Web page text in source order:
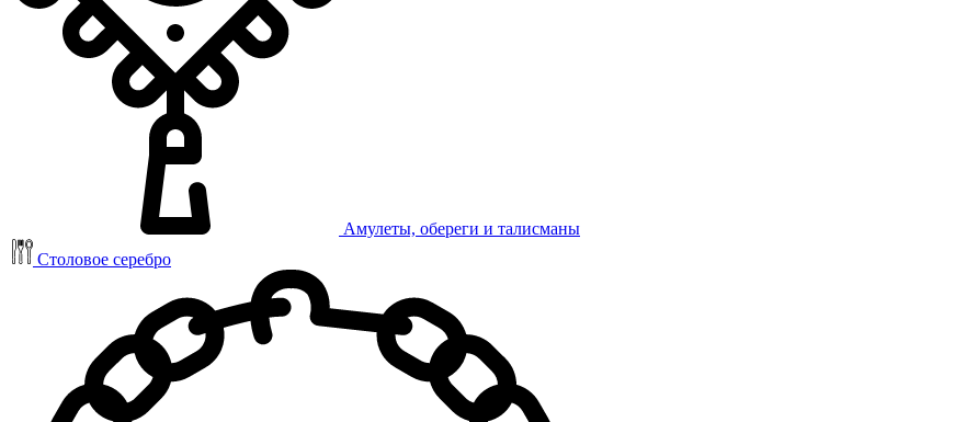
Амулеты, обереги и талисманы
Столовое серебро